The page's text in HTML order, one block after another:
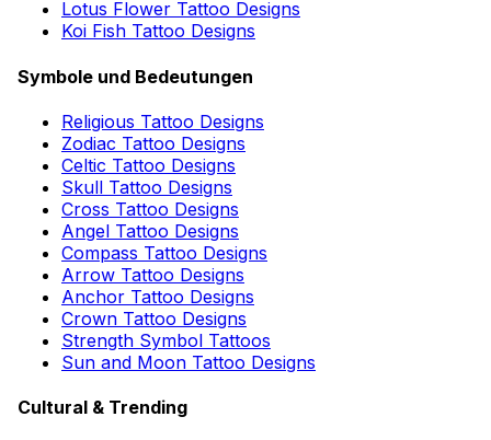
Lotus Flower Tattoo Designs
Koi Fish Tattoo Designs
Symbole und Bedeutungen
Religious Tattoo Designs
Zodiac Tattoo Designs
Celtic Tattoo Designs
Skull Tattoo Designs
Cross Tattoo Designs
Angel Tattoo Designs
Compass Tattoo Designs
Arrow Tattoo Designs
Anchor Tattoo Designs
Crown Tattoo Designs
Strength Symbol Tattoos
Sun and Moon Tattoo Designs
Cultural & Trending